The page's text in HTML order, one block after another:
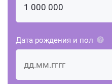
Дата рождения и пол